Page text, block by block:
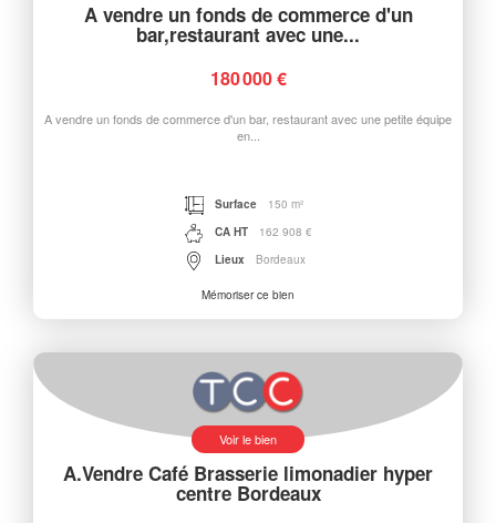
A vendre un fonds de commerce d'un
bar,restaurant avec une...
180 000 €
A vendre un fonds de commerce d'un bar, restaurant avec une petite équipe
en...
Surface
150 m²
CA HT
162 908 €
Lieux
Bordeaux
Mémoriser ce bien
Voir le bien
A.Vendre Café Brasserie limonadier hyper
centre Bordeaux